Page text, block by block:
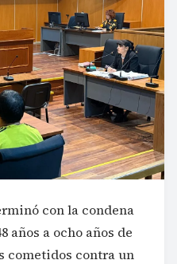
con la condena
años a ocho años de
cometidos contra un